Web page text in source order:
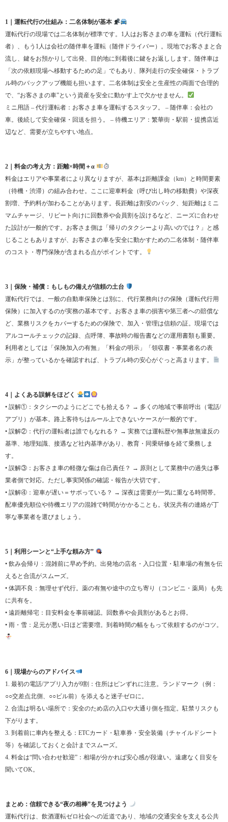
1｜運転代行の仕組み：二名体制が基本
運転代行の現場では二名体制が標準です。1人はお客さまの車を運転（代行運転
者）、もう1人は会社の随伴車を運転（随伴ドライバー）。現地でお客さまと合
流し、鍵をお預かりして出発、目的地に到着後に鍵をお返しします。随伴車は
「次の依頼現場へ移動するための足」でもあり、隊列走行の安全確保・トラブ
ル時のバックアップ機能も担います。二名体制は安全と生産性の両面で合理的
で、“お客さまの車”という資産を安全に動かす上で欠かせません。
ミニ用語 – 代行運転者：お客さま車を運転するスタッフ。 – 随伴車：会社の
車。後続して安全確保・回送を担う。 – 待機エリア：繁華街・駅前・提携店近
辺など、需要が立ちやすい地点。
2｜料金の考え方：距離×時間＋α
料金はエリアや事業者により異なりますが、基本は距離課金（km）と時間要素
（待機・渋滞）の組み合わせ。ここに迎車料金（呼び出し時の移動費）や深夜
割増、予約料が加わることがあります。長距離は割安のパック、短距離はミニ
マムチャージ、リピート向けに回数券や会員割を設けるなど、ニーズに合わせ
た設計が一般的です。お客さま側は「帰りのタクシーより高いのでは？」と感
じることもありますが、お客さまの車を安全に動かすための二名体制・随伴車
のコスト・専門保険が含まれる点がポイントです。
3｜保険・補償：もしもの備えが信頼の土台
運転代行では、一般の自動車保険とは別に、代行業務向けの保険（運転代行用
保険）に加入するのが実務の基本です。お客さま車の損害や第三者への賠償な
ど、業務リスクをカバーするための保険で、加入・管理は信頼の証。現場では
アルコールチェックの記録、点呼簿、事故時の報告書などの運用書類も重要。
利用者としては「保険加入の有無」「料金の明示」「領収書・事業者名の表
示」が整っているかを確認すれば、トラブル時の安心がぐっと高まります。
4｜よくある誤解をほどく
• 誤解①：タクシーのようにどこでも拾える？ → 多くの地域で事前呼出（電話/
アプリ）が基本。路上客待ちはルール上できないケースが一般的です。
• 誤解②：代行の運転者は誰でもなれる？ → 実務では運転歴や無事故無違反の
基準、地理知識、接遇など社内基準があり、教育・同乗研修を経て乗務しま
す。
• 誤解③：お客さま車の軽微な傷は自己責任？ → 原則として業務中の過失は事
業者側で対応。ただし事実関係の確認・報告が大切です。
• 誤解④：迎車が遅い＝サボっている？ → 深夜は需要が一気に重なる時間帯。
配車優先順位や待機エリアの混雑で時間がかかることも。状況共有の連絡が丁
寧な事業者を選びましょう。
5｜利用シーンと“上手な頼み方”
• 飲み会帰り：混雑前に早め予約。出発地の店名・入口位置・駐車場の有無を伝
えると合流がスムーズ。
• 体調不良：無理せず代行。薬の有無や途中の立ち寄り（コンビニ・薬局）も先
に共有を。
• 遠距離帰宅：目安料金を事前確認。回数券や会員割があるとお得。
• 雨・雪：足元が悪い日ほど需要増。到着時間の幅をもって依頼するのがコツ。
6｜現場からのアドバイス
1. 最初の電話/アプリ入力が9割：住所はピンずれに注意。ランドマーク（例：
○○交差点北側、○○ビル前）を添えると迷子ゼロに。
2. 合流は明るい場所で：安全のため店の入口や大通り側を指定。駐禁リスクも
下がります。
3. 到着前に車内を整える：ETCカード・駐車券・安全装備（チャイルドシート
等）を確認しておくと会計までスムーズ。
4. 料金は“問い合わせ歓迎”：相場が分かれば安心感が段違い。遠慮なく目安を
聞いてOK。
まとめ：信頼できる“夜の相棒”を見つけよう
運転代行は、飲酒運転ゼロ社会への近道であり、地域の交通安全を支える公共